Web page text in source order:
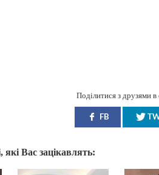
Поділитися з друзями
FB
які Вас зацікавлять: